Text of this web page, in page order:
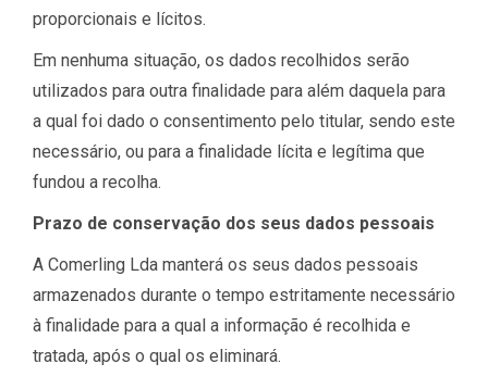
proporcionais e lícitos.
Em nenhuma situação, os dados recolhidos serão
utilizados para outra finalidade para além daquela para
a qual foi dado o consentimento pelo titular, sendo este
necessário, ou para a finalidade lícita e legítima que
fundou a recolha.
Prazo de conservação dos seus dados pessoais
A Comerling Lda manterá os seus dados pessoais
armazenados durante o tempo estritamente necessário
à finalidade para a qual a informação é recolhida e
tratada, após o qual os eliminará.